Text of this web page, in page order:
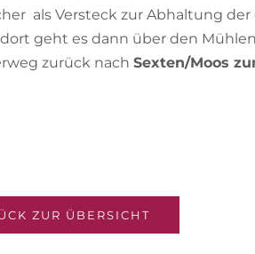
als Versteck zur Abhaltung
geht es dann über den
zurück nach Sexten/Moos
ZUR ÜBERSICHT